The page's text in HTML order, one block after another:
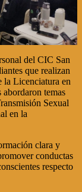
del CIC San
que realizan
la Licenciatura en
temas
Sexual
en la
clara y
conductas
respecto